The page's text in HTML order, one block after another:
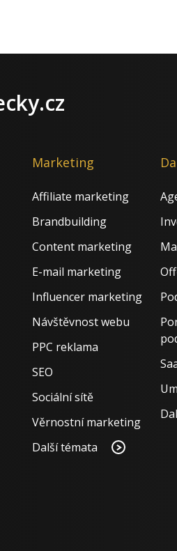
Marketing
Affiliate marketing
Brandbuilding
Content marketing
E-mail marketing
Influencer marketing
Návštěvnost webu
PPC reklama
SEO
Sociální sítě
Věrnostní marketing
Další témata